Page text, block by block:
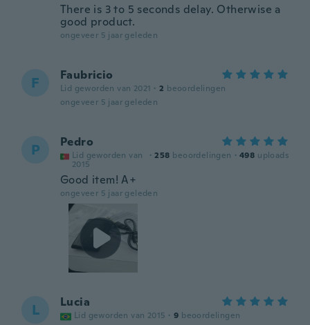
There is 3 to 5 seconds delay. Otherwise a
good product.
ongeveer 5 jaar geleden
F Faubricio
Lid geworden van 2021 · 2 beoordelingen
ongeveer 5 jaar geleden
P Pedro
Lid geworden van
2015
· 258 beoordelingen · 498 uploads
Good item! A+
ongeveer 5 jaar geleden
L Lucia
Lid geworden van 2015 · 9 beoordelingen